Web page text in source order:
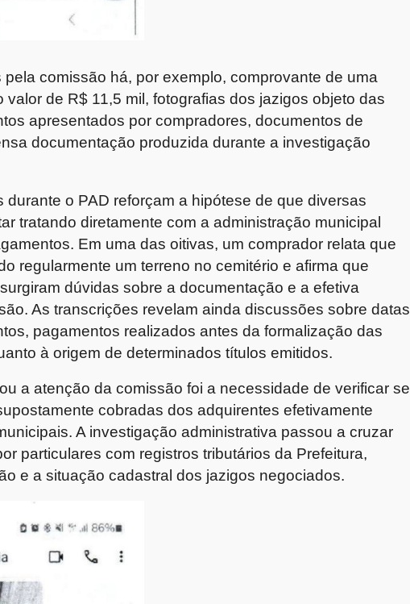
comissão há, por exemplo, comprovante de uma
de R$ 11,5 mil, fotografias dos jazigos objeto das
apresentados por compradores, documentos de
documentação produzida durante a investigação
durante o PAD reforçam a hipótese de que diversas
tratando diretamente com a administração municipal
Em uma das oitivas, um comprador relata que
regularmente um terreno no cemitério e afirma que
dúvidas sobre a documentação e a efetiva
As transcrições revelam ainda discussões sobre datas
pagamentos realizados antes da formalização das
à origem de determinados títulos emitidos.
a atenção da comissão foi a necessidade de verificar se
cobradas dos adquirentes efetivamente
A investigação administrativa passou a cruzar
particulares com registros tributários da Prefeitura,
e a situação cadastral dos jazigos negociados.